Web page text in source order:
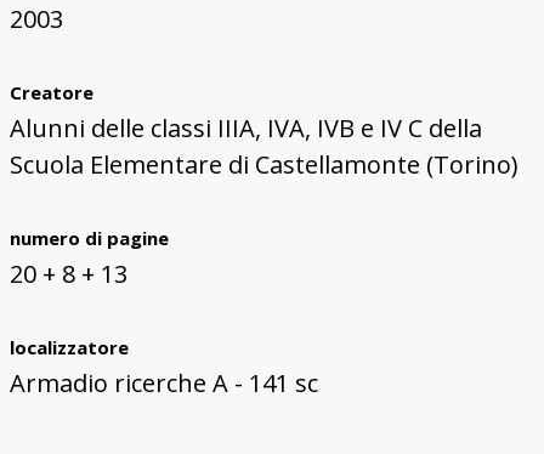
2003
Creatore
Alunni delle classi IIIA, IVA, IVB e IV C della
Scuola Elementare di Castellamonte (Torino)
numero di pagine
20 + 8 + 13
localizzatore
Armadio ricerche A - 141 sc